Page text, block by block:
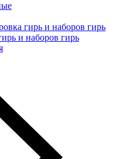
гирь и наборов гирь
и наборов гирь